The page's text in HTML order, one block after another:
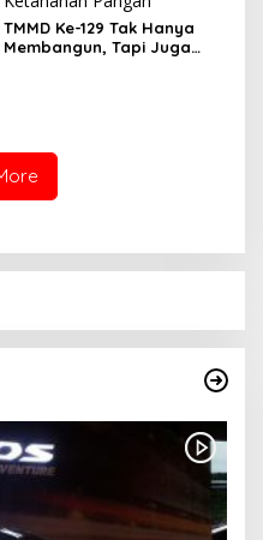
TMMD Ke-129 Tak Hanya
Membangun, Tapi Juga